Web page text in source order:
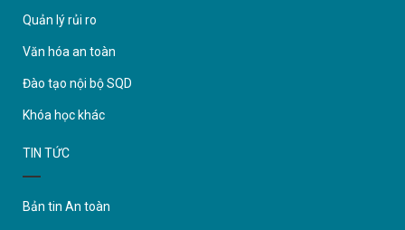
Quản lý rủi ro
Văn hóa an toàn
Đào tạo nội bộ SQD
Khóa học khác
TIN TỨC
Bản tin An toàn